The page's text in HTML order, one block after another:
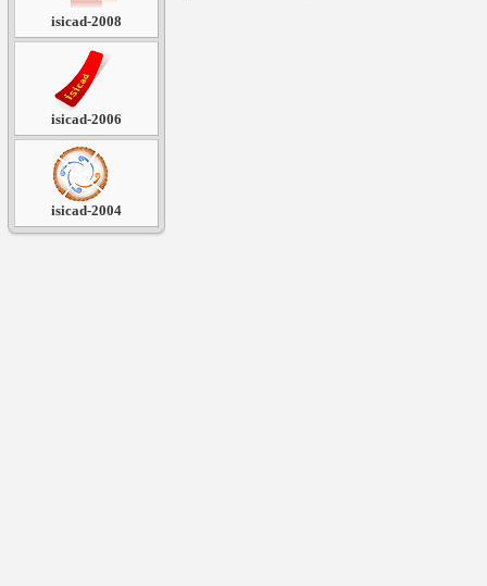
isicad-2008
isicad-2006
isicad-2004